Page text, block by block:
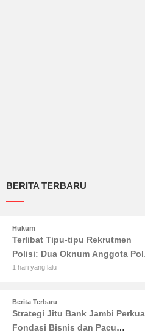
BERITA TERBARU
Hukum
Terlibat Tipu-tipu Rekrutmen
Polisi: Dua Oknum Anggota
Jambi Diciduk Propam
1 hari yang lalu
Berita Terbaru
Strategi Jitu Bank Jambi
Fondasi Bisnis dan Pacu